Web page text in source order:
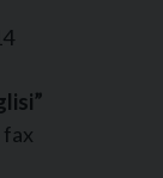
fax